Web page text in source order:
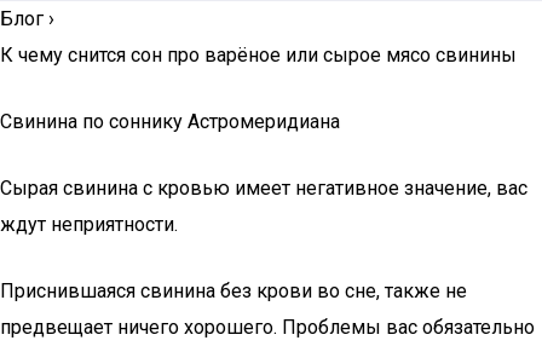
Блог ›
К чему снится сон про варёное или сырое мясо свинины
Свинина по соннику Астромеридиана
Сырая свинина с кровью имеет негативное значение, вас
ждут неприятности.
Приснившаяся свинина без крови во сне, также не
предвещает ничего хорошего. Проблемы вас обязательно